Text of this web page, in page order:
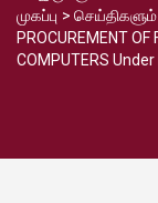
முகப்பு > செய்திகளும்
PROCUREMENT
COMPUTERS